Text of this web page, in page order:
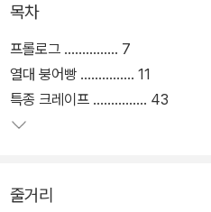
당'을 찾아 가게 된다.
그곳에서 잘 맞는 옷을 사 입을 수
러나 땅콩의 절반은 연구소에 샘플
한 일이 닥친다. 그밖에 연재만화의
목차
프롤로그 …………… 7
열대 붕어빵 …………… 11
특종 크레이프 …………… 43
줄거리